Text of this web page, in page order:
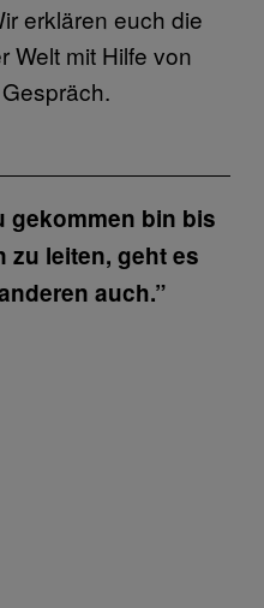
erklären euch die
Welt mit Hilfe von
gekommen bin bis
zu leiten, geht es
auch.”